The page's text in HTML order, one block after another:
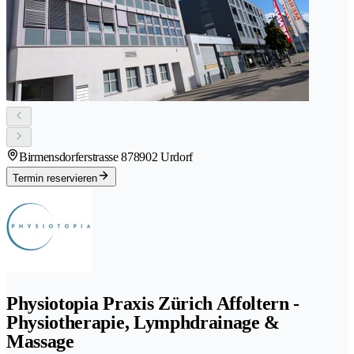
Birmensdorferstrasse 878902 Urdorf
Termin reservieren
Physiotopia Praxis Zürich Affoltern -
Physiotherapie, Lymphdrainage &
Massage